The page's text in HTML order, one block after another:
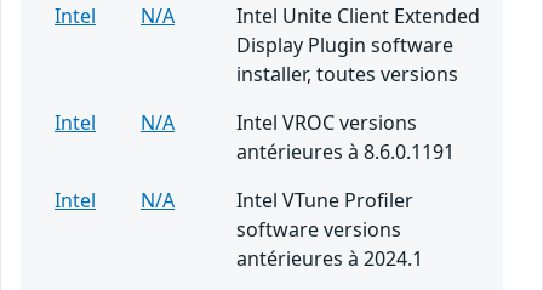
Intel
N/A
Intel Unite Client Extended
Display Plugin software
installer, toutes versions
Intel
N/A
Intel VROC versions
antérieures à 8.6.0.1191
Intel
N/A
Intel VTune Profiler
software versions
antérieures à 2024.1